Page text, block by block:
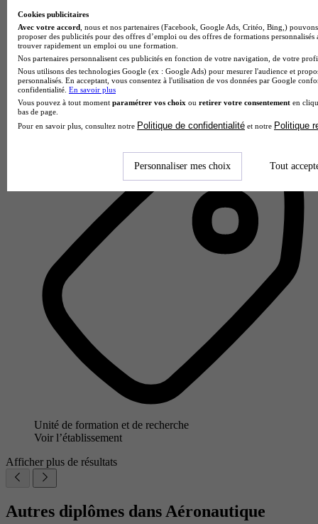
ELISA Aerospace
4.5
2 avis
Saint-Jean-d'Illac
Unité de formation et de recherche
Voir l’établissement
Afficher plus de résultats
Autres diplômes dans Aéronautique
Cookies publicitaires
Avec votre accord , nous et nos partenaires (Facebook, Google Ads, Critéo, Bing,)
proposer des publicités pour des offres d’emploi ou des offres de formations
trouver rapidement un emploi ou une formation.
Nos partenaires personnalisent ces publicités en fonction de votre navigation, de votre
Nous utilisons des technologies Google (ex : Google Ads) pour mesurer l'audience et
personnalisés. En acceptant, vous consentez à l'utilisation de vos données par Google
confidentialité. En savoir plus
Vous pouvez à tout moment paramétrer vos choix ou retirer votre consentement en
bas de page.
Pour en savoir plus, consultez notre Politique de confidentialité et notre Politique
Personnaliser mes choix Tout